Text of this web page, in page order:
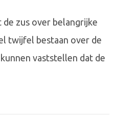
zus over belangrijke
twijfel bestaan over de
vaststellen dat de